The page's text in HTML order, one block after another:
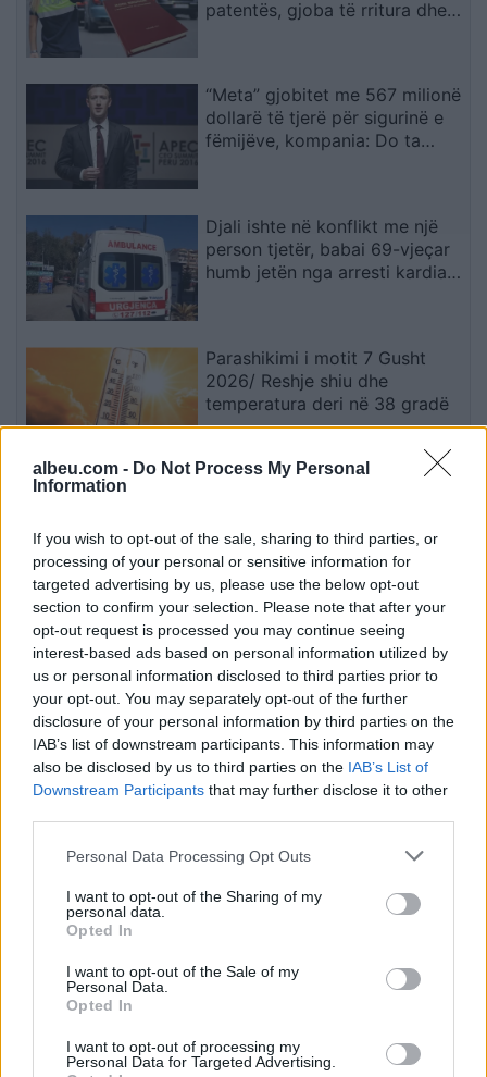
albeu.com - Do Not Process My Personal
Information
If you wish to opt-out of the sale, sharing to third parties, or
processing of your personal or sensitive information for
targeted advertising by us, please use the below opt-out
section to confirm your selection. Please note that after your
opt-out request is processed you may continue seeing
interest-based ads based on personal information utilized by
us or personal information disclosed to third parties prior to
your opt-out. You may separately opt-out of the further
disclosure of your personal information by third parties on the
IAB’s list of downstream participants. This information may
also be disclosed by us to third parties on the IAB’s List of
Downstream Participants that may further disclose it to other
Personal Data Processing Opt Outs
I want to opt-out of the Sharing of my
personal data.
Opted In
I want to opt-out of the Sale of my
Personal Data.
Opted In
I want to opt-out of processing my
Personal Data for Targeted Advertising.
patentës, gjoba të rritura dhe
“Meta” gjobitet me 567 milionë
dollarë të tjerë për sigurinë e
fëmijëve, kompania: Do ta
Djali ishte në konflikt me një
person tjetër, babai 69-vjeçar
humb jetën nga arresti kardiak
Parashikimi i motit 7 Gusht
2026/ Reshje shiu dhe
temperatura deri në 38 gradë
secilën shenjë?
Esim for Global
Esim for USA| Esim for Italy| Esim for Spain|Esim
for Turkey|Esim for Germany|Esim for Greece|